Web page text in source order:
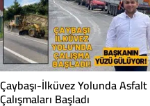
fiyatlar, iktidar milletvekilleri
tarafından "müjde" olarak
duyurulurken, üretici cephesinde ise
beklentilerin altında kaldığı yönünde
değerlendirmeler yapıldı. İşte fındık
fiyatı...
Çaybaşı-İlküvez Yolunda Asfalt
Çalışmaları Başladı